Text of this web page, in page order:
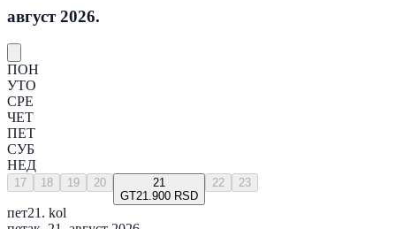
август 2026.
ПОН
УТО
СРЕ
ЧЕТ
ПЕТ
СУБ
НЕД
17 18 19 20
21
GT21.900 RSD
22 23
пет21. kol